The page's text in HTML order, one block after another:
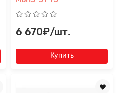
6 670₽/шт.
Купить